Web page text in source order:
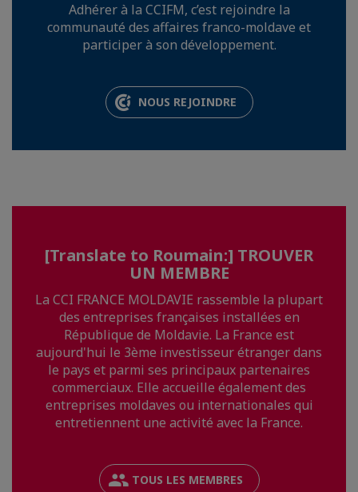
Adhérer à la CCIFM, c’est rejoindre la
communauté des affaires franco-moldave et
participer à son développement.
NOUS REJOINDRE
[Translate to Roumain:] TROUVER
UN MEMBRE
La CCI FRANCE MOLDAVIE rassemble la plupart
des entreprises françaises installées en
République de Moldavie. La France est
aujourd'hui le 3ème investisseur étranger dans
le pays et parmi ses principaux partenaires
commerciaux. Elle accueille également des
entreprises moldaves ou internationales qui
entretiennent une activité avec la France.
TOUS LES MEMBRES